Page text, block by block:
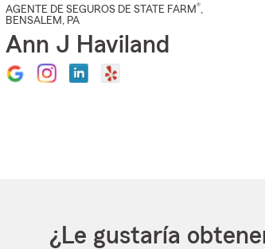
AGENTE DE SEGUROS DE STATE FARM®,
BENSALEM , PA
Ann J Haviland
¿Le gustaría